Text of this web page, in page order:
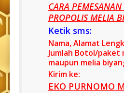
CARA
PROPOLIS MELIA
Ketik sms:
Nama, Alamat
Jumlah Botol/paket
maupun melia
Kirim ke:
EKO PURNOMO